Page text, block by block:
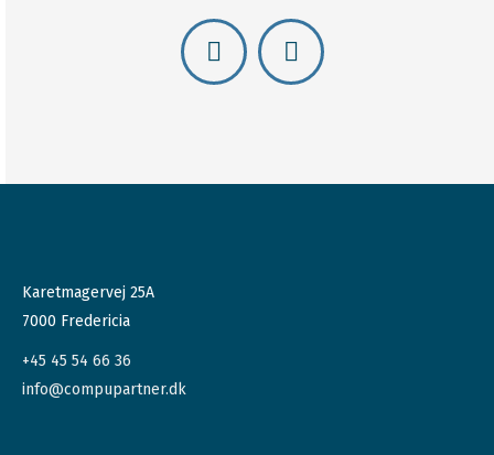
Compu
Partner
Compu
Partner
Karetmagervej 25A
7000 Fredericia
+45 45 54 66 36
info@compupartner.dk